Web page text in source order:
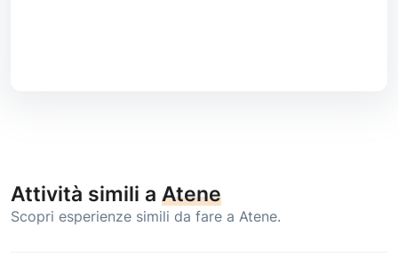
Attività simili a Atene
Scopri esperienze simili da fare a Atene.